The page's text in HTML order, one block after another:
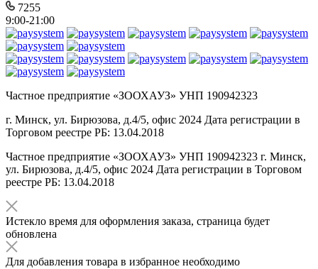
7255
9:00-21:00
Частное предприятие «ЗООХАУЗ» УНП 190942323
г. Минск, ул. Бирюзова, д.4/5, офис 2024 Дата регистрации в
Торговом реестре РБ: 13.04.2018
Частное предприятие «ЗООХАУЗ» УНП 190942323 г. Минск,
ул. Бирюзова, д.4/5, офис 2024 Дата регистрации в Торговом
реестре РБ: 13.04.2018
Истекло время для оформления заказа, страница будет
обновлена
Для добавления товара в избранное необходимо